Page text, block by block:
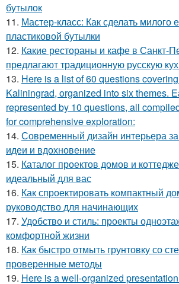
бутылок
11. Мастер-класс: Как сделать милого
пластиковой бутылки
12. Какие рестораны и кафе в Санкт-
предлагают традиционную русскую
13. Here is a list of 60 questions
Kaliningrad, organized into six themes.
represented by 10 questions, all
for comprehensive exploration:
14. Современный дизайн интерьера
идеи и вдохновение
15. Каталог проектов домов и
идеальный для вас
16. Как спроектировать компактный
руководство для начинающих
17. Удобство и стиль: проекты
комфортной жизни
18. Как быстро отмыть грунтовку со
проверенные методы
19. Here is a well-organized